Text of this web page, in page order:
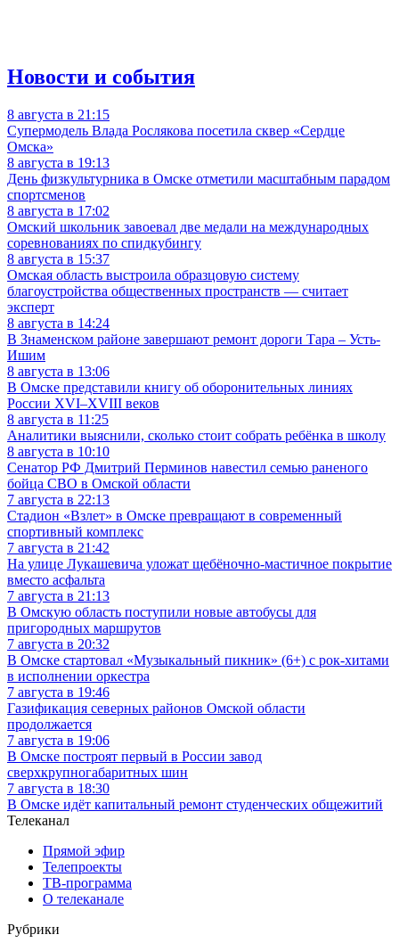
Новости и события
8 августа в 21:15
Супермодель Влада Рослякова посетила сквер «Сердце
Омска»
8 августа в 19:13
День физкультурника в Омске отметили масштабным парадом
спортсменов
8 августа в 17:02
Омский школьник завоевал две медали на международных
соревнованиях по спидкубингу
8 августа в 15:37
Омская область выстроила образцовую систему
благоустройства общественных пространств — считает
эксперт
8 августа в 14:24
В Знаменском районе завершают ремонт дороги Тара – Усть-
Ишим
8 августа в 13:06
В Омске представили книгу об оборонительных линиях
России XVI–XVIII веков
8 августа в 11:25
Аналитики выяснили, сколько стоит собрать ребёнка в школу
8 августа в 10:10
Сенатор РФ Дмитрий Перминов навестил семью раненого
бойца СВО в Омской области
7 августа в 22:13
Стадион «Взлет» в Омске превращают в современный
спортивный комплекс
7 августа в 21:42
На улице Лукашевича уложат щебёночно-мастичное покрытие
вместо асфальта
7 августа в 21:13
В Омскую область поступили новые автобусы для
пригородных маршрутов
7 августа в 20:32
В Омске стартовал «Музыкальный пикник» (6+) с рок-хитами
в исполнении оркестра
7 августа в 19:46
Газификация северных районов Омской области
продолжается
7 августа в 19:06
В Омске построят первый в России завод
сверхкрупногабаритных шин
7 августа в 18:30
В Омске идёт капитальный ремонт студенческих общежитий
Телеканал
Прямой эфир
Телепроекты
ТВ-программа
О телеканале
Рубрики